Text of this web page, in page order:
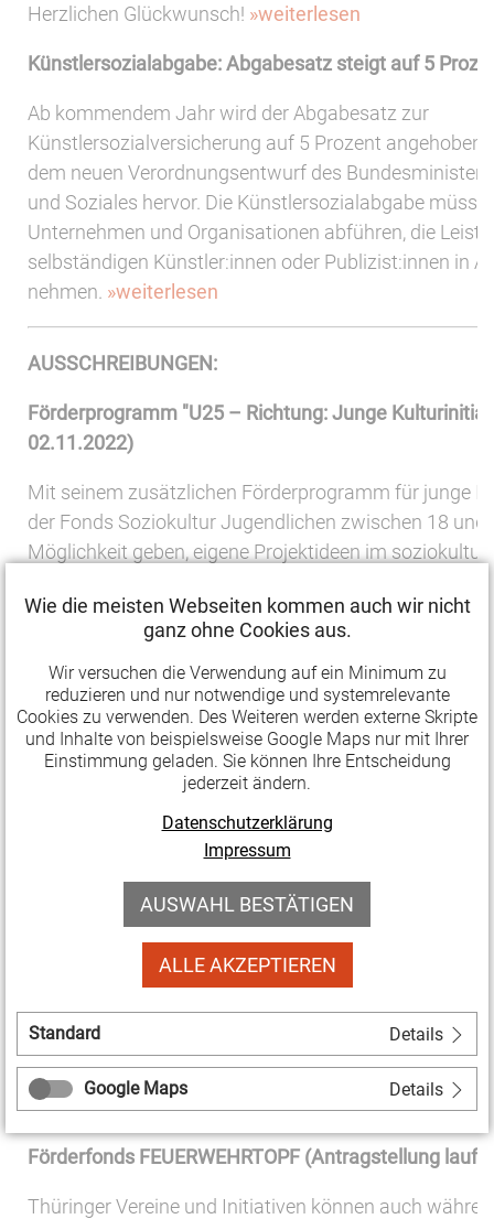
Herzlichen Glückwunsch! »weiterlesen
Künstlersozialabgabe: Abgabesatz steigt auf 5
Ab kommendem Jahr wird der Abgabesatz zur
Künstlersozialversicherung auf 5 Prozent angehoben.
dem neuen Verordnungsentwurf des
und Soziales hervor. Die Künstlersozialabgabe
Unternehmen und Organisationen abführen, die
selbständigen Künstler:innen oder Publizist:innen in
nehmen. »weiterlesen
AUSSCHREIBUNGEN:
Förderprogramm "U25 – Richtung: Junge
02.11.2022)
Mit seinem zusätzlichen Förderprogramm für junge
der Fonds Soziokultur Jugendlichen zwischen 18 und
Möglichkeit geben, eigene Projektideen im
beträgt bis zu 4.000 Euro.»weiterlesen
Mikroförderprogramm zur Ehrenamtsförderung wird
fortgeführt
Das Mikroförderprogramm "Engagement gewinnen.
binden. Zivilgesellschaft stärken" der Deutschen
Engagement und Ehrenamt wird auch im Jahr 2023
1. November 2022 können Organisationen in
oder ländlichen Regionen Projektanträge für bis zu
Förderung stellen.»weiterlesen
Förderprogramm: Internet für alle (bis 31.12.2022)
Mit dem neuen Förderangebot "Internet für alle" der
werden Investitionskosten und Bildungsangebote
gleichberechtigte Teilhabe aller Menschen am
ermöglichen. Die Projekte können mit 2 x 5.000 Euro
Eigenmittel gefördert werden.»weiterlesen
Förderfonds FEUERWEHRTOPF (Antragstellung
Thüringer Vereine und Initiativen können auch
Wie die meisten Webseiten kommen auch wir nicht
ganz ohne Cookies aus.
Wir versuchen die Verwendung auf ein Minimum zu
reduzieren und nur notwendige und systemrelevante
Cookies zu verwenden. Des Weiteren werden externe Skripte
und Inhalte von beispielsweise Google Maps nur mit Ihrer
Einstimmung geladen. Sie können Ihre Entscheidung
jederzeit ändern.
Datenschutzerklärung
Impressum
AUSWAHL BESTÄTIGEN
ALLE AKZEPTIEREN
Standard Details
Google Maps Details